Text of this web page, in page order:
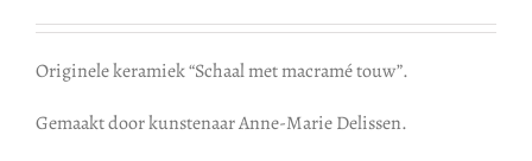
Originele keramiek “Schaal met macramé touw”.
Gemaakt door kunstenaar Anne-Marie Delissen.